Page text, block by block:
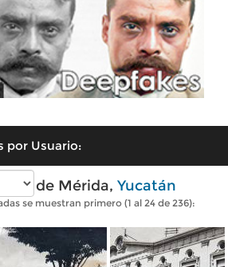
por Usuario:
de Mérida, Yucatán
se muestran primero (1 al 24 de 236):